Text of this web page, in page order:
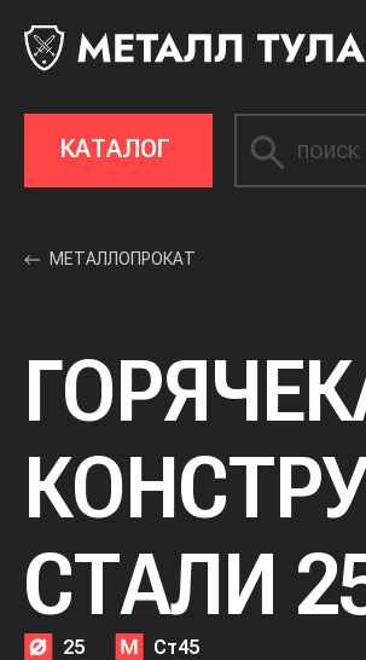
КАТАЛОГ
МЕТАЛЛОПРОКАТ
СТАЛИ
25 Ст45